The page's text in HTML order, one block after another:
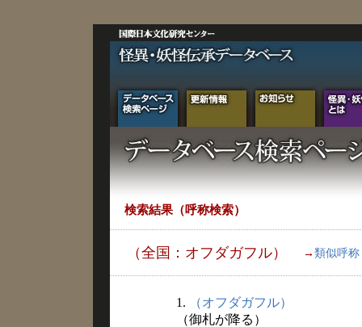
検索結果（呼称検索）
（全国：オフダガフル） → 類似呼称
1.
（オフダガフル）
（御札が降る）